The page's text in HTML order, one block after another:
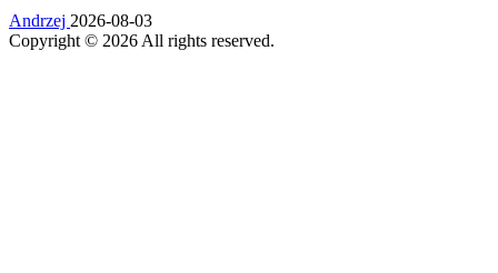
Andrzej 2026-08-03
Copyright © 2026 All rights reserved.